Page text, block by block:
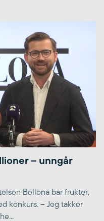
– unngår
Bellona bar frukter,
konkurs. – Jeg takker